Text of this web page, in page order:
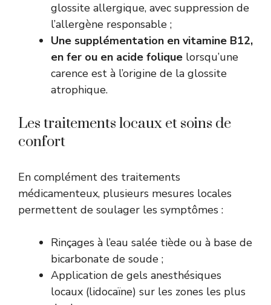
glossite allergique, avec suppression de
l’allergène responsable ;
Une supplémentation en vitamine B12,
en fer ou en acide folique lorsqu’une
carence est à l’origine de la glossite
atrophique.
Les traitements locaux et soins de
confort
En complément des traitements
médicamenteux, plusieurs mesures locales
permettent de soulager les symptômes :
Rinçages à l’eau salée tiède ou à base de
bicarbonate de soude ;
Application de gels anesthésiques
locaux (lidocaïne) sur les zones les plus